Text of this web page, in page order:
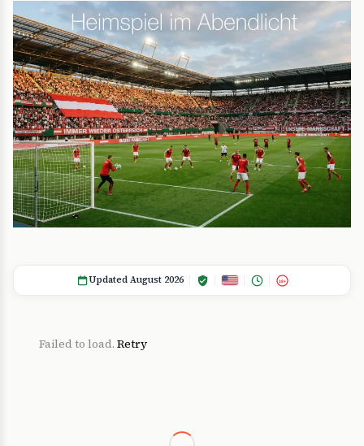
Updated August 2026 18+
Failed to load. Retry